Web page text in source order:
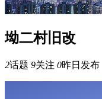
坳二村旧改
2话题 9关注 0昨日发布